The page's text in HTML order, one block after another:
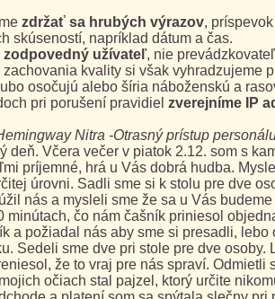
zdržať sa hrubých výrazov,
skúseností, napríklad dátum a čas.
zodpovedný užívateľ, nie
kvality si však vyhradzujeme
osočujú alebo šíria náboženskú a
pri porušení pravidiel zverejníme IP
Nitra -Otrasný prístup
deň. Včera večer v piatok 2.12. som s
príjemné, hrá u Vás dobrá hudba.
úrovni. Sadli sme si k stolu pre dve
nás a mysleli sme že sa u Vás
minútach, čo nám čašník priniesol
a požiadal nás aby sme si presadli,
Sedeli sme dve pri stole pre dve osoby.
že to vraj pre nás spraví. Odmietli
očiach stal pajzel, ktorý určite